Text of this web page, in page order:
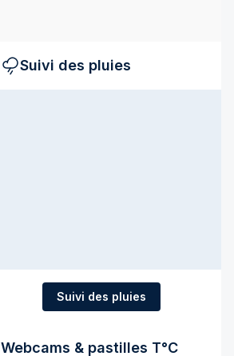
Suivi des pluies
Suivi des pluies
Webcams & pastilles T°C